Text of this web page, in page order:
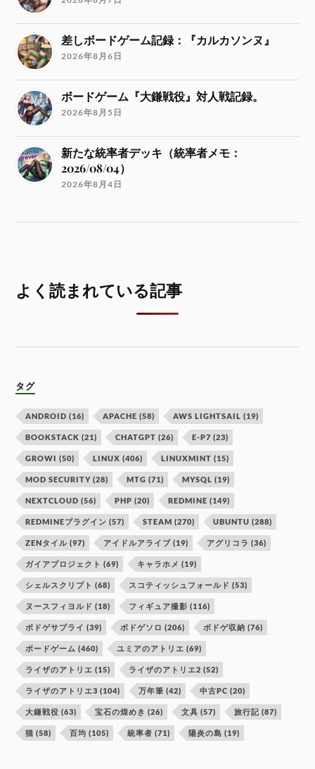
差しボードゲーム記録：『カルカソンヌ』
2026年8月6日
ボードゲーム『大鎌戦役』対人戦記録。
2026年8月5日
新たな統率者デッキ（統率者メモ：
2026/08/04）
2026年8月4日
よく読まれている記事
タグ
ANDROID (16) APACHE (58) AWS LIGHTSAIL (19)
BOOKSTACK (21) CHATGPT (26) E-P7 (23)
GROWI (50) LINUX (406) LINUXMINT (15)
MOD SECURITY (28) MTG (71) MYSQL (19)
NEXTCLOUD (56) PHP (20) REDMINE (149)
REDMINEプラグイン (57) STEAM (270) UBUNTU (288)
ZENタイル (97) アイドルアライブ (19) アグリコラ (36)
ガイアプロジェクト (69) キャラホメ (19)
シェルスクリプト (68) スコティッシュフォールド (53)
ヌースフィヨルド (18) フィギュア撮影 (116)
ボドゲサプライ (39) ボドゲソロ (206) ボドゲ収納 (76)
ボードゲーム (460) ユミアのアトリエ (69)
ライザのアトリエ (15) ライザのアトリエ2 (52)
ライザのアトリエ3 (104) 万年筆 (42) 中古PC (20)
大鎌戦役 (63) 宝石の煌めき (26) 文具 (57) 旅行記 (87)
猫 (58) 百均 (105) 統率者 (71) 陽炎の島 (19)